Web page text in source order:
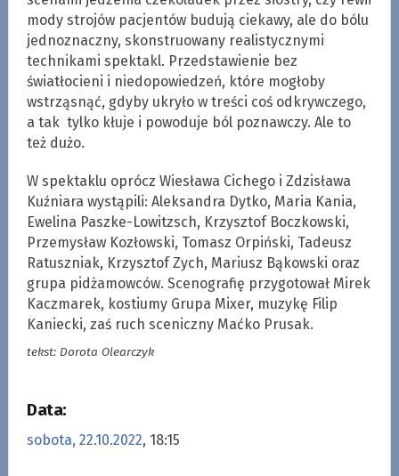
mody strojów pacjentów budują ciekawy, ale do bólu
jednoznaczny, skonstruowany realistycznymi
technikami spektakl. Przedstawienie bez
światłocieni i niedopowiedzeń, które mogłoby
wstrząsnąć, gdyby ukryło w treści coś odkrywczego,
a tak tylko kłuje i powoduje ból poznawczy. Ale to
też dużo.
W spektaklu oprócz Wiesława Cichego i Zdzisława
Kuźniara wystąpili: Aleksandra Dytko, Maria Kania,
Ewelina Paszke-Lowitzsch, Krzysztof Boczkowski,
Przemysław Kozłowski, Tomasz Orpiński, Tadeusz
Ratuszniak, Krzysztof Zych, Mariusz Bąkowski oraz
grupa pidżamowców. Scenografię przygotował Mirek
Kaczmarek, kostiumy Grupa Mixer, muzykę Filip
Kaniecki, zaś ruch sceniczny Maćko Prusak.
tekst: Dorota Olearczyk
Data:
sobota, 22.10.2022, 18:15